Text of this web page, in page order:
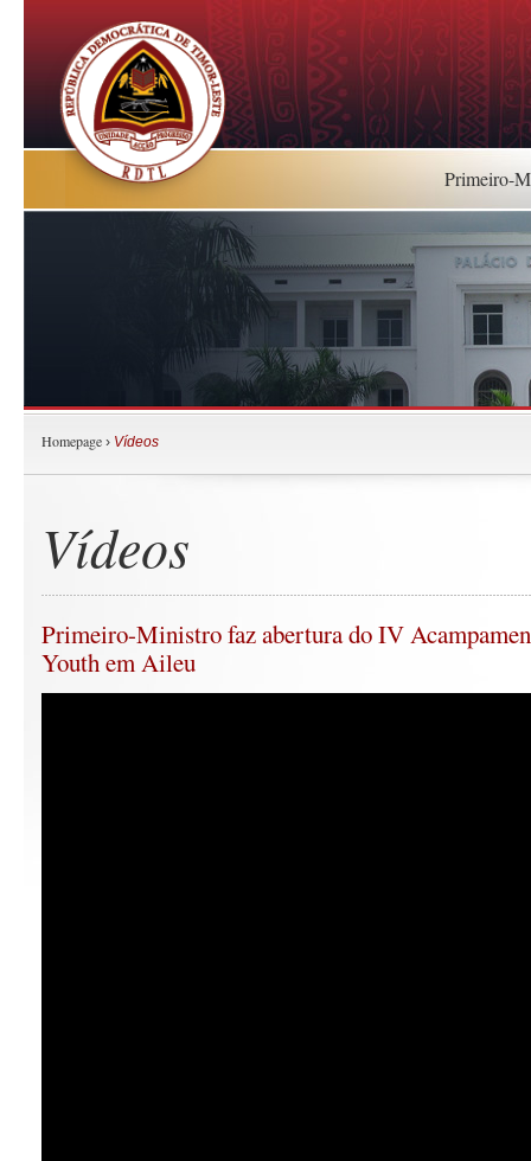
Primeiro-
Homepage › Vídeos
Vídeos
Primeiro-Ministro faz abertura do IV
Youth em Aileu